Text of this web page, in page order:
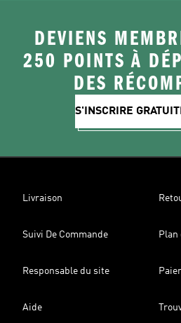
DEVIENS
250 POINTS À
DES
S'INSCRIRE
Livraison
Suivi De Commande Plan
Responsable du site
Aide